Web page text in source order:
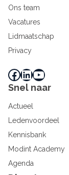
Ons team
Vacatures
Lidmaatschap
Privacy
Facebook LinkedIn YouTube
Snel naar
Actueel
Ledenvoordeel
Kennisbank
Modint Academy
Agenda